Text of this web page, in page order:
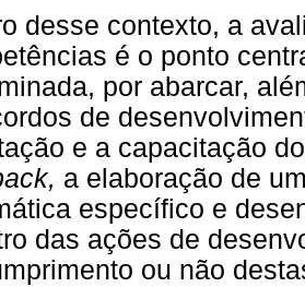
desse contexto, a
é o ponto
por abarcar,
de
e a capacitação
a elaboração de
específico e
das ações de
ou não